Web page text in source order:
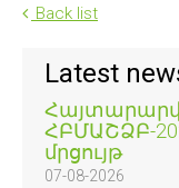
Back list
Latest
ՀԲՄԱՇՁԲ-
մրցույթ
07-08-2026